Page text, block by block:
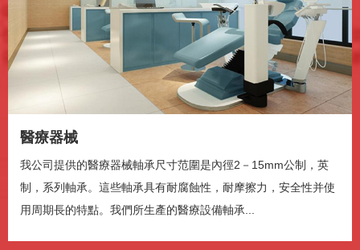
0:00
0:47
进度: 0%
媒体流类型直播
醫療器械
我公司提供的醫療器械軸承尺寸范圍是內徑2－15mm公制，英
制，系列軸承。這些軸承具有耐腐蝕性，耐摩擦力，安全性并使
用周期長的特點。我們所生產的醫療設備軸承...